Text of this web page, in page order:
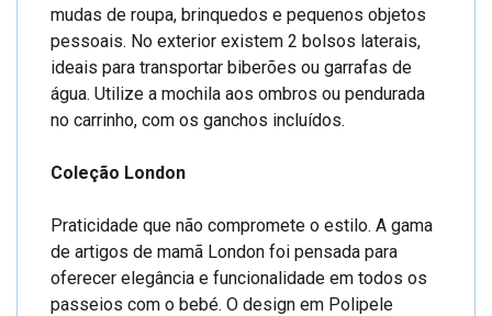
mudas de roupa, brinquedos e pequenos objetos
pessoais. No exterior existem 2 bolsos laterais,
ideais para transportar biberões ou garrafas de
água. Utilize a mochila aos ombros ou pendurada
no carrinho, com os ganchos incluídos.
Coleção London
Praticidade que não compromete o estilo. A gama
de artigos de mamã London foi pensada para
oferecer elegância e funcionalidade em todos os
passeios com o bebé. O design em Polipele